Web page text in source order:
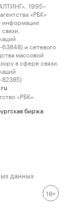
1995–
«РБК»
информации
и сетевого
массовой
в сфере связи,
«РБК».
биржа
данных
18+